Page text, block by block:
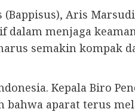
Aris
menjaga
semakin kompak
Kepala Biro
bahwa aparat terus